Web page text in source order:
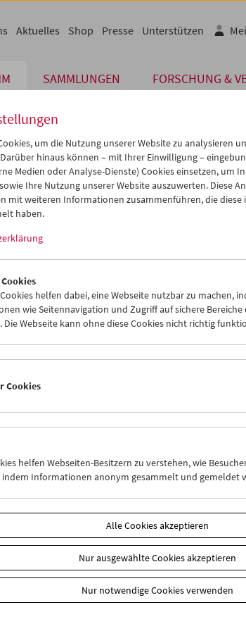
SAMMLUNGEN FORSCHUNG &
Aktuelles Shop Presse Unterstützen
innocence (Mord-Skizzen)
Ihre Mitgliedschaft und Ihren Zehnerblock
online nur reserviert werden. Die Ausgabe
finden Siehier.
um die Nutzung unserer Website zu analysieren
hinaus können – mit Ihrer Einwilligung –
Medien oder Analyse-Dienste) Cookies einsetzen, um
Ihre Nutzung unserer Website auszuwerten. Diese
mit weiteren Informationen zusammenführen, die diese
haben.
helfen dabei, eine Webseite nutzbar zu machen,
wie Seitennavigation und Zugriff auf sichere Bereiche
Die Webseite kann ohne diese Cookies nicht richtig
Cookies
helfen Webseiten-Besitzern zu verstehen, wie
indem Informationen anonym gesammelt und gemeldet
Alle Cookies akzeptieren
Nur ausgewählte Cookies akzeptieren
Nur notwendige Cookies verwenden